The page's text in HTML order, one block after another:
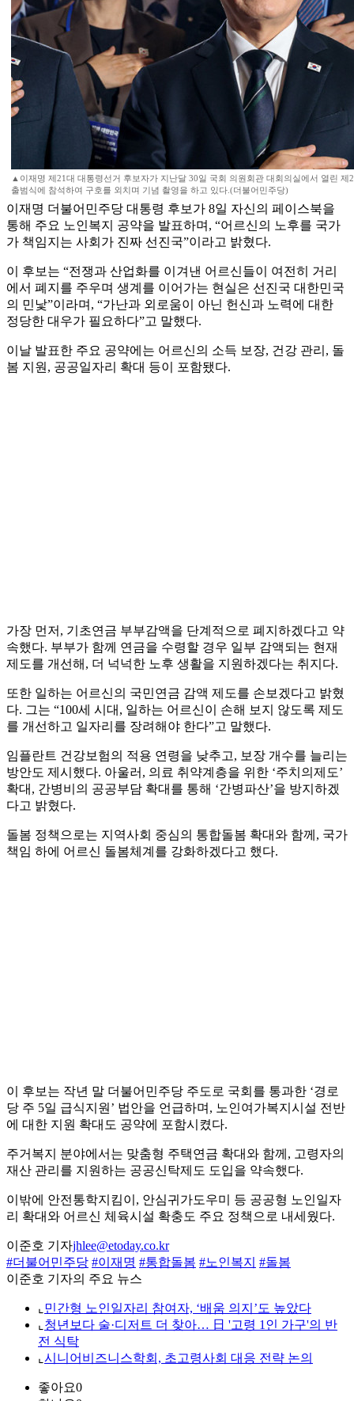
▲이재명 제21대 대통령선거 후보자가 지난달 30일 국회 의원회관 대회의실에서 열린 제
출범식에 참석하여 구호를 외치며 기념 촬영을 하고 있다.(더불어민주당)
이재명 더불어민주당 대통령 후보가 8일 자신의 페이스북을
통해 주요 노인복지 공약을 발표하며, “어르신의 노후를 국가
가 책임지는 사회가 진짜 선진국”이라고 밝혔다.
이 후보는 “전쟁과 산업화를 이겨낸 어르신들이 여전히 거리
에서 폐지를 주우며 생계를 이어가는 현실은 선진국 대한민국
의 민낯”이라며, “가난과 외로움이 아닌 헌신과 노력에 대한
정당한 대우가 필요하다”고 말했다.
이날 발표한 주요 공약에는 어르신의 소득 보장, 건강 관리, 돌
봄 지원, 공공일자리 확대 등이 포함됐다.
가장 먼저, 기초연금 부부감액을 단계적으로 폐지하겠다고 약
속했다. 부부가 함께 연금을 수령할 경우 일부 감액되는 현재
제도를 개선해, 더 넉넉한 노후 생활을 지원하겠다는 취지다.
또한 일하는 어르신의 국민연금 감액 제도를 손보겠다고 밝혔
다. 그는 “100세 시대, 일하는 어르신이 손해 보지 않도록 제도
를 개선하고 일자리를 장려해야 한다”고 말했다.
임플란트 건강보험의 적용 연령을 낮추고, 보장 개수를 늘리는
방안도 제시했다. 아울러, 의료 취약계층을 위한 ‘주치의제도’
확대, 간병비의 공공부담 확대를 통해 ‘간병파산’을 방지하겠
다고 밝혔다.
돌봄 정책으로는 지역사회 중심의 통합돌봄 확대와 함께, 국가
책임 하에 어르신 돌봄체계를 강화하겠다고 했다.
이 후보는 작년 말 더불어민주당 주도로 국회를 통과한 ‘경로
당 주 5일 급식지원’ 법안을 언급하며, 노인여가복지시설 전반
에 대한 지원 확대도 공약에 포함시켰다.
주거복지 분야에서는 맞춤형 주택연금 확대와 함께, 고령자의
재산 관리를 지원하는 공공신탁제도 도입을 약속했다.
이밖에 안전통학지킴이, 안심귀가도우미 등 공공형 노인일자
리 확대와 어르신 체육시설 확충도 주요 정책으로 내세웠다.
이준호 기자jhlee@etoday.co.kr
#더불어민주당 #이재명 #통합돌봄 #노인복지 #돌봄
이준호 기자의 주요 뉴스
⌞ 민간형 노인일자리 참여자, ‘배움 의지’도 높았다
⌞ 청년보다 술·디저트 더 찾아… 日 '고령 1인 가구'의 반
전 식탁
⌞ 시니어비즈니스학회, 초고령사회 대응 전략 논의
좋아요0